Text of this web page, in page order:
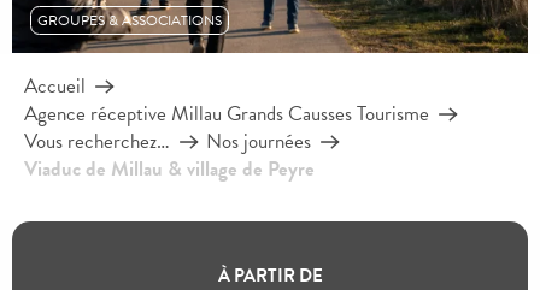
GROUPES & ASSOCIATIONS
Accueil
Agence réceptive Millau Grands Causses Tourisme
Vous recherchez…
Nos journées
Viaduc de Millau & village de Peyre
À PARTIR DE